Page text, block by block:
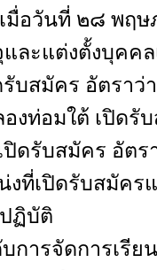
อวันที่ ๒๘ พฤ
ละแต่งตั้งบุคค
บสมัคร อัตราว่
งท่อมใต้ เปิด
ดรับสมัคร อัตร
ที่เปิดรับสมัคร
ฏิบัติ
การจัดการเรีย